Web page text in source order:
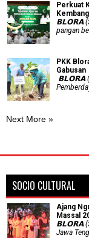
​Perkuat
𝗕𝗟𝗢𝗥𝗔
pangan
PKK
Gabusan
𝗕𝗟𝗢𝗥𝗔
Next More »
SOCIO CULTURAL
Ajang
Massal
𝗕𝗟𝗢𝗥𝗔
Jawa